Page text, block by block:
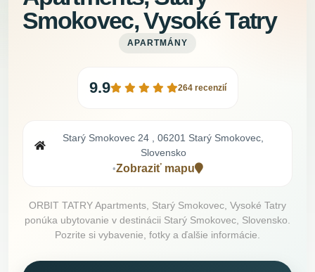
Smokovec, Vysoké Tatry
APARTMÁNY
9.9 264 recenzií
Starý Smokovec 24 , 06201 Starý Smokovec,
Slovensko
•Zobraziť mapu
ORBIT TATRY Apartments, Starý Smokovec, Vysoké Tatry
ponúka ubytovanie v destinácii Starý Smokovec, Slovensko.
Pozrite si vybavenie, fotky a ďalšie informácie.